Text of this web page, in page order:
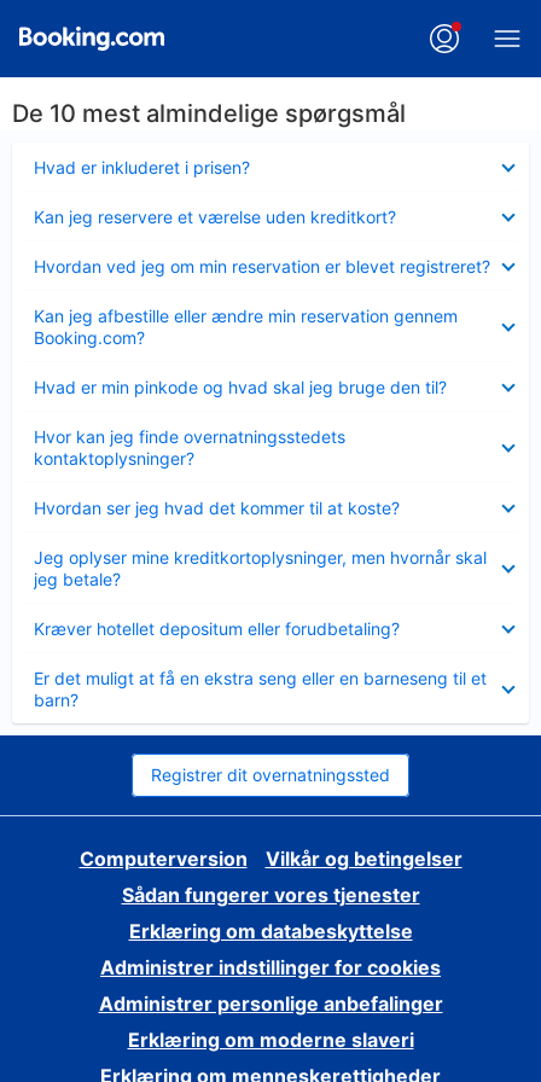
De 10 mest almindelige spørgsmål
Hvad er inkluderet i prisen?
Kan jeg reservere et værelse uden kreditkort?
Hvordan ved jeg om min reservation er blevet registreret?
Kan jeg afbestille eller ændre min reservation gennem
Booking.com?
Hvad er min pinkode og hvad skal jeg bruge den til?
Hvor kan jeg finde overnatningsstedets
kontaktoplysninger?
Hvordan ser jeg hvad det kommer til at koste?
Jeg oplyser mine kreditkortoplysninger, men hvornår skal
jeg betale?
Kræver hotellet depositum eller forudbetaling?
Er det muligt at få en ekstra seng eller en barneseng til et
barn?
Registrer dit overnatningssted
Computerversion
Vilkår og betingelser
Sådan fungerer vores tjenester
Erklæring om databeskyttelse
Administrer indstillinger for cookies
Administrer personlige anbefalinger
Erklæring om moderne slaveri
Erklæring om menneskerettigheder